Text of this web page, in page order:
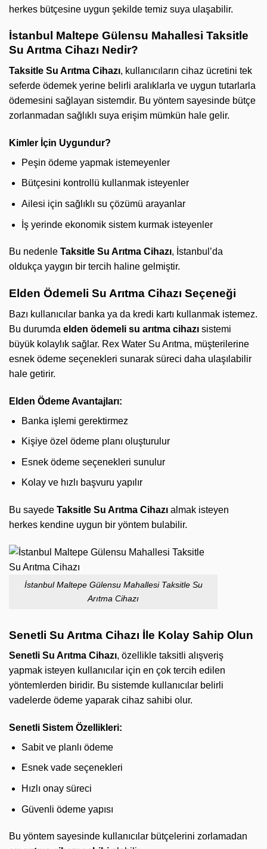
herkes bütçesine uygun şekilde temiz suya ulaşabilir.
İstanbul Maltepe Gülensu Mahallesi Taksitle
Su Arıtma Cihazı Nedir?
Taksitle Su Arıtma Cihazı, kullanıcıların cihaz ücretini tek
seferde ödemek yerine belirli aralıklarla ve uygun tutarlarla
ödemesini sağlayan sistemdir. Bu yöntem sayesinde bütçe
zorlanmadan sağlıklı suya erişim mümkün hale gelir.
Kimler İçin Uygundur?
Peşin ödeme yapmak istemeyenler
Bütçesini kontrollü kullanmak isteyenler
Ailesi için sağlıklı su çözümü arayanlar
İş yerinde ekonomik sistem kurmak isteyenler
Bu nedenle Taksitle Su Arıtma Cihazı, İstanbul’da
oldukça yaygın bir tercih haline gelmiştir.
Elden Ödemeli Su Arıtma Cihazı Seçeneği
Bazı kullanıcılar banka ya da kredi kartı kullanmak istemez.
Bu durumda elden ödemeli su arıtma cihazı sistemi
büyük kolaylık sağlar. Rex Water Su Arıtma, müşterilerine
esnek ödeme seçenekleri sunarak süreci daha ulaşılabilir
hale getirir.
Elden Ödeme Avantajları:
Banka işlemi gerektirmez
Kişiye özel ödeme planı oluşturulur
Esnek ödeme seçenekleri sunulur
Kolay ve hızlı başvuru yapılır
Bu sayede Taksitle Su Arıtma Cihazı almak isteyen
herkes kendine uygun bir yöntem bulabilir.
İstanbul Maltepe Gülensu Mahallesi Taksitle Su
Arıtma Cihazı
Senetli Su Arıtma Cihazı İle Kolay Sahip Olun
Senetli Su Arıtma Cihazı, özellikle taksitli alışveriş
yapmak isteyen kullanıcılar için en çok tercih edilen
yöntemlerden biridir. Bu sistemde kullanıcılar belirli
vadelerde ödeme yaparak cihaz sahibi olur.
Senetli Sistem Özellikleri:
Sabit ve planlı ödeme
Esnek vade seçenekleri
Hızlı onay süreci
Güvenli ödeme yapısı
Bu yöntem sayesinde kullanıcılar bütçelerini zorlamadan